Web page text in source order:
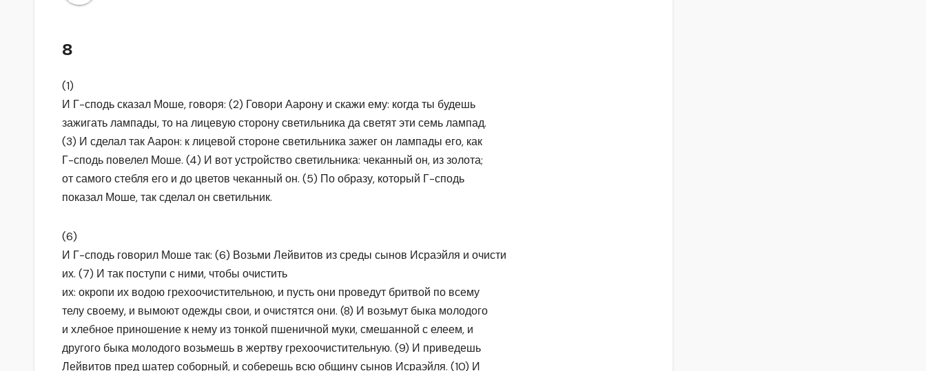
8
(1)
И Г-сподь сказал Моше, говоря: (2) Говори Аарону и скажи ему: когда ты будешь
зажигать лампады, то на лицевую сторону светильника да светят эти семь лампад.
(3) И сделал так Аарон: к лицевой стороне светильника зажег он лампады его, как
Г-сподь повелел Моше. (4) И вот устройство светильника: чеканный он, из золота;
от самого стебля его и до цветов чеканный он. (5) По образу, который Г-сподь
показал Моше, так сделал он светильник.
(6)
И Г-сподь говорил Моше так: (6) Возьми Лейвитов из среды сынов Исраэйля и очисти
их. (7) И так поступи с ними, чтобы очистить
их: окропи их водою грехоочистительною, и пусть они проведут бритвой по всему
телу своему, и вымоют одежды свои, и очистятся они. (8) И возьмут быка молодого
и хлебное приношение к нему из тонкой пшеничной муки, смешанной с елеем, и
другого быка молодого возьмешь в жертву грехоочистительную. (9) И приведешь
Лейвитов пред шатер соборный, и соберешь всю общину сынов Исраэйля. (10) И